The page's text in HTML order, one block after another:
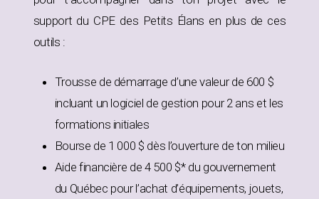
support du CPE des Petits Élans en plus de ces
outils :
Trousse de démarrage d’une valeur de 600 $
incluant un logiciel de gestion pour 2 ans et les
formations initiales
Bourse de 1 000 $ dès l’ouverture de ton milieu
Aide financière de 4 500 $* du gouvernement
du Québec pour l’achat d’équipements, jouets,